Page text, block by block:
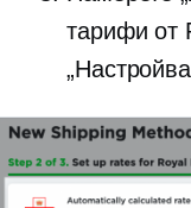
тарифи от